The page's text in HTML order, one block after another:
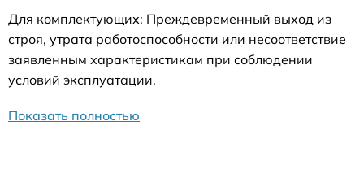
Для комплектующих: Преждевременный выход из
строя, утрата работоспособности или несоответствие
заявленным характеристикам при соблюдении
условий эксплуатации.
Показать полностью